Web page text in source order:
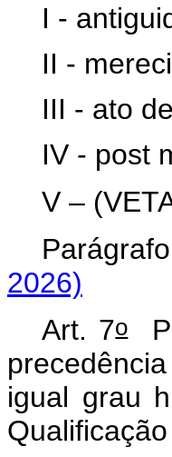
I -
II -
III - ato
IV - post
V –
2026)
Art. 7o
igual grau